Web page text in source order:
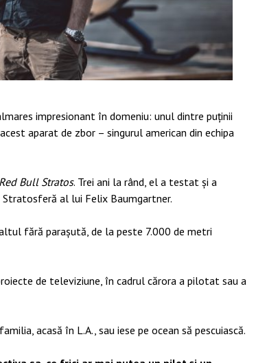
impresionant în domeniu: unul dintre puținii
aparat de zbor – singurul american din echipa
Red Bull Stratos. Trei ani la rând, el a testat și a
al lui Felix Baumgartner.
fără parașută, de la peste 7.000 de metri
de televiziune, în cadrul cărora a pilotat sau a
acasă în L.A., sau iese pe ocean să pescuiască.